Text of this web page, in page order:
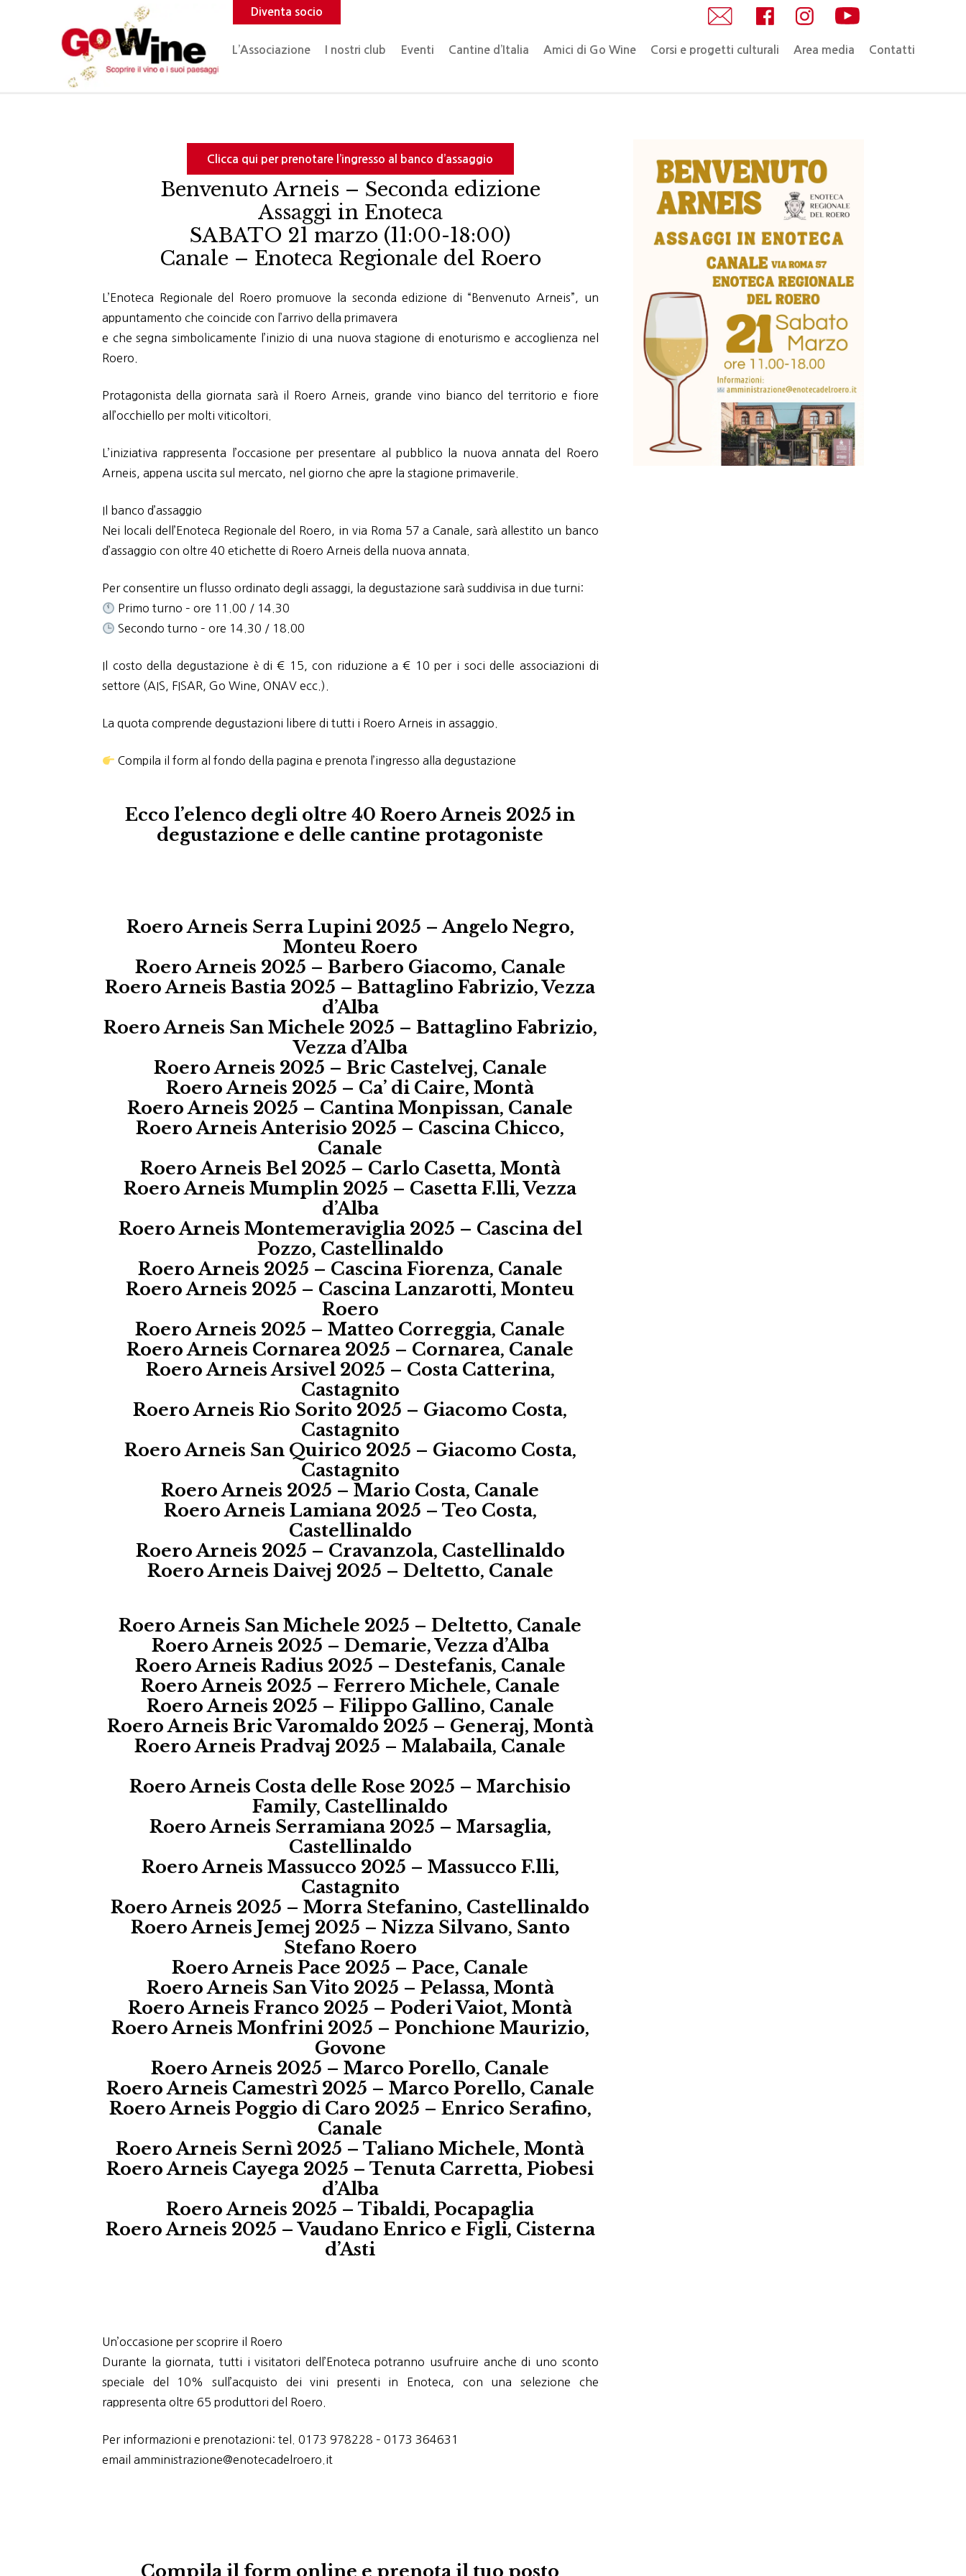
Diventa socio
L’Associazione I nostri club Eventi Cantine d’Italia Amici di Go Wine Corsi e progetti culturali Area media Contatti
Clicca qui per prenotare l’ingresso al banco d’assaggio
Benvenuto Arneis – Seconda edizione
Assaggi in Enoteca
SABATO 21 marzo (11:00-18:00)
Canale – Enoteca Regionale del Roero
L’Enoteca Regionale del Roero promuove la seconda edizione di “Benvenuto Arneis”, un
appuntamento che coincide con l’arrivo della primavera
e che segna simbolicamente l’inizio di una nuova stagione di enoturismo e accoglienza nel
Roero.
Protagonista della giornata sarà il Roero Arneis, grande vino bianco del territorio e fiore
all’occhiello per molti viticoltori.
L’iniziativa rappresenta l’occasione per presentare al pubblico la nuova annata del Roero
Arneis, appena uscita sul mercato, nel giorno che apre la stagione primaverile.
Il banco d’assaggio
Nei locali dell’Enoteca Regionale del Roero, in via Roma 57 a Canale, sarà allestito un banco
d’assaggio con oltre 40 etichette di Roero Arneis della nuova annata.
Per consentire un flusso ordinato degli assaggi, la degustazione sarà suddivisa in due turni:
Primo turno – ore 11.00 / 14.30
Secondo turno – ore 14.30 / 18.00
Il costo della degustazione è di € 15, con riduzione a € 10 per i soci delle associazioni di
settore (AIS, FISAR, Go Wine, ONAV ecc.).
La quota comprende degustazioni libere di tutti i Roero Arneis in assaggio.
Compila il form al fondo della pagina e prenota l’ingresso alla degustazione
Ecco l’elenco degli oltre 40 Roero Arneis 2025 in
degustazione e delle cantine protagoniste
Roero Arneis Serra Lupini 2025 – Angelo Negro,
Monteu Roero
Roero Arneis 2025 – Barbero Giacomo, Canale
Roero Arneis Bastia 2025 – Battaglino Fabrizio, Vezza
d’Alba
Roero Arneis San Michele 2025 – Battaglino Fabrizio,
Vezza d’Alba
Roero Arneis 2025 – Bric Castelvej, Canale
Roero Arneis 2025 – Ca’ di Caire, Montà
Roero Arneis 2025 – Cantina Monpissan, Canale
Roero Arneis Anterisio 2025 – Cascina Chicco,
Canale
Roero Arneis Bel 2025 – Carlo Casetta, Montà
Roero Arneis Mumplin 2025 – Casetta F.lli, Vezza
d’Alba
Roero Arneis Montemeraviglia 2025 – Cascina del
Pozzo, Castellinaldo
Roero Arneis 2025 – Cascina Fiorenza, Canale
Roero Arneis 2025 – Cascina Lanzarotti, Monteu
Roero
Roero Arneis 2025 – Matteo Correggia, Canale
Roero Arneis Cornarea 2025 – Cornarea, Canale
Roero Arneis Arsivel 2025 – Costa Catterina,
Castagnito
Roero Arneis Rio Sorito 2025 – Giacomo Costa,
Castagnito
Roero Arneis San Quirico 2025 – Giacomo Costa,
Castagnito
Roero Arneis 2025 – Mario Costa, Canale
Roero Arneis Lamiana 2025 – Teo Costa,
Castellinaldo
Roero Arneis 2025 – Cravanzola, Castellinaldo
Roero Arneis Daivej 2025 – Deltetto, Canale
Roero Arneis San Michele 2025 – Deltetto, Canale
Roero Arneis 2025 – Demarie, Vezza d’Alba
Roero Arneis Radius 2025 – Destefanis, Canale
Roero Arneis 2025 – Ferrero Michele, Canale
Roero Arneis 2025 – Filippo Gallino, Canale
Roero Arneis Bric Varomaldo 2025 – Generaj, Montà
Roero Arneis Pradvaj 2025 – Malabaila, Canale
Roero Arneis Costa delle Rose 2025 – Marchisio
Family, Castellinaldo
Roero Arneis Serramiana 2025 – Marsaglia,
Castellinaldo
Roero Arneis Massucco 2025 – Massucco F.lli,
Castagnito
Roero Arneis 2025 – Morra Stefanino, Castellinaldo
Roero Arneis Jemej 2025 – Nizza Silvano, Santo
Stefano Roero
Roero Arneis Pace 2025 – Pace, Canale
Roero Arneis San Vito 2025 – Pelassa, Montà
Roero Arneis Franco 2025 – Poderi Vaiot, Montà
Roero Arneis Monfrini 2025 – Ponchione Maurizio,
Govone
Roero Arneis 2025 – Marco Porello, Canale
Roero Arneis Camestrì 2025 – Marco Porello, Canale
Roero Arneis Poggio di Caro 2025 – Enrico Serafino,
Canale
Roero Arneis Sernì 2025 – Taliano Michele, Montà
Roero Arneis Cayega 2025 – Tenuta Carretta, Piobesi
d’Alba
Roero Arneis 2025 – Tibaldi, Pocapaglia
Roero Arneis 2025 – Vaudano Enrico e Figli, Cisterna
d’Asti
Un’occasione per scoprire il Roero
Durante la giornata, tutti i visitatori dell’Enoteca potranno usufruire anche di uno sconto
speciale del 10% sull’acquisto dei vini presenti in Enoteca, con una selezione che
rappresenta oltre 65 produttori del Roero.
Per informazioni e prenotazioni: tel. 0173 978228 – 0173 364631
email amministrazione@enotecadelroero.it
Compila il form online e prenota il tuo posto